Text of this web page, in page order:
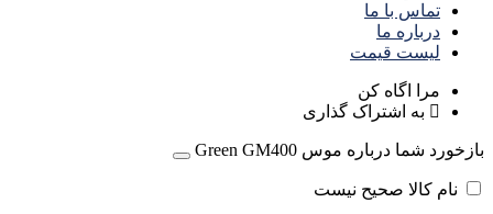
تماس با ما
درباره ما
لیست قیمت
مرا اگاه کن
به اشتراک گذاری
بازخورد شما درباره موس Green GM400
نام کالا صحیح نیست